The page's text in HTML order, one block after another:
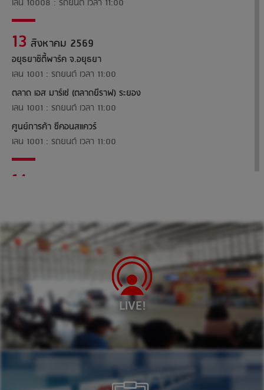
เลน 10008 : รถยนต์ เวลา 11:00
13 สิงหาคม 2569
อยุธยาซิตี้พาร์ค จ.อยุธยา
เลน 1001 : รถยนต์ เวลา 11:00
ตลาด เอส มาร์เช่ (ตลาดยีราฟ) ระยอง
เลน 1001 : รถยนต์ เวลา 11:00
ศูนย์การค้า ซีคอนสแควร์
เลน 1001 : รถยนต์ เวลา 11:00
14
เลน 10003 : รถยนต์ เวลา 10:30
ติวานนท์
สต๊อกแอพเพิล อุบลราชธานี
18สิงหาคม 2569
ติวานนท์
สต๊อกแอพเพิล อุดรธานี
LIVE!